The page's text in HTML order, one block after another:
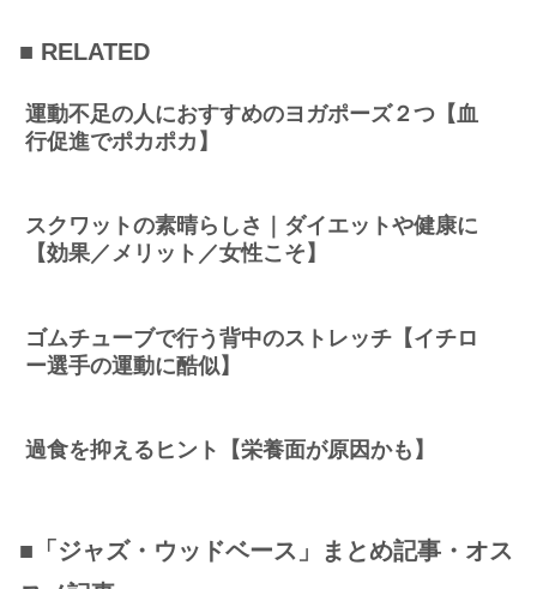
■ RELATED
運動不足の人におすすめのヨガポーズ２つ【血
行促進でポカポカ】
スクワットの素晴らしさ｜ダイエットや健康に
【効果／メリット／女性こそ】
ゴムチューブで行う背中のストレッチ【イチロ
ー選手の運動に酷似】
過食を抑えるヒント【栄養面が原因かも】
■「ジャズ・ウッドベース」まとめ記事・オス